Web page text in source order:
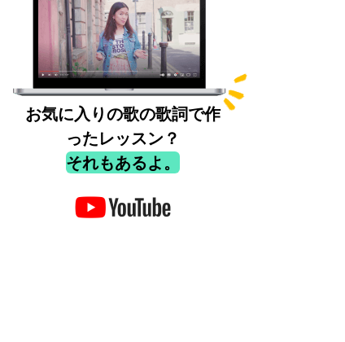
お気に入りの歌の歌詞で作
ったレッスン？
それもあるよ。